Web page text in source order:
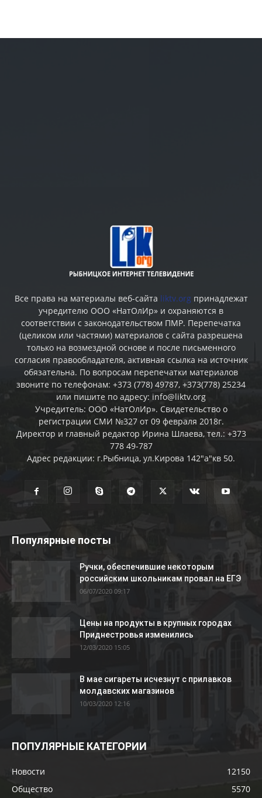
Все права на материалы веб-сайта liktv.org принадлежат
учредителю ООО «НатОлИр» и охраняются в
соответствии с законодательством ПМР. Перепечатка
(целиком или частями) материалов c сайта разрешена
только на возмездной основе и после письменного
согласия правообладателя, активная ссылка на источник
обязательна. По вопросам перепечатки материалов
звоните по телефонам: +373 (778) 49787, +373(778) 25234
или пишите по адресу: info@liktv.org
Учредитель: ООО «НатОлИр». Свидетельство о
регистрации СМИ №327 от 09 февраля 2018г.
Директор и главный редактор Ирина Шлаева, тел.: +373
778 49-787
Адрес редакции: г.Рыбница, ул.Кирова 142"а"кв 50.
Популярные посты
Ручки, обеспечившие некоторым
российским школьникам провал на ЕГЭ
06/07/2020 09:17
Цены на продукты в крупных городах
Приднестровья изменились
12/03/2020 15:05
В мае сигареты исчезнут с прилавков
молдавских магазинов
10/03/2020 12:16
ПОПУЛЯРНЫЕ КАТЕГОРИИ
Новости
12150
Общество
5570